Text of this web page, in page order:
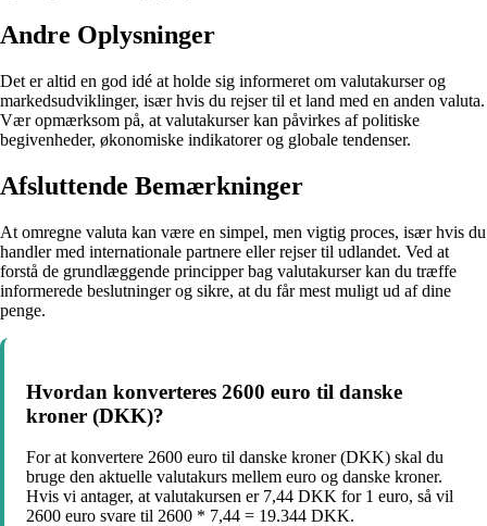
Andre Oplysninger
Det er altid en god idé at holde sig informeret om valutakurser og
markedsudviklinger, især hvis du rejser til et land med en anden valuta.
Vær opmærksom på, at valutakurser kan påvirkes af politiske
begivenheder, økonomiske indikatorer og globale tendenser.
Afsluttende Bemærkninger
At omregne valuta kan være en simpel, men vigtig proces, især hvis du
handler med internationale partnere eller rejser til udlandet. Ved at
forstå de grundlæggende principper bag valutakurser kan du træffe
informerede beslutninger og sikre, at du får mest muligt ud af dine
penge.
Hvordan konverteres 2600 euro til danske
kroner (DKK)?
For at konvertere 2600 euro til danske kroner (DKK) skal du
bruge den aktuelle valutakurs mellem euro og danske kroner.
Hvis vi antager, at valutakursen er 7,44 DKK for 1 euro, så vil
2600 euro svare til 2600 * 7,44 = 19.344 DKK.